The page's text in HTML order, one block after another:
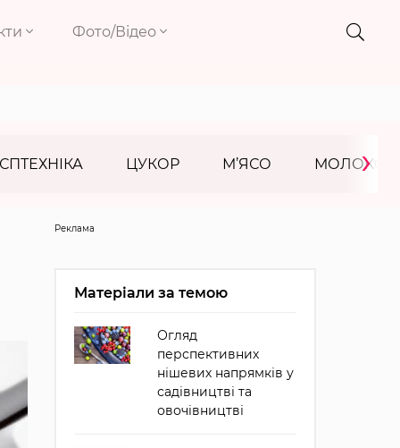
Фото/Відео
ЦУКОР М’ЯСО МОЛОКО
›
Реклама
Матеріали за темою
Огляд
перспективних
нішевих напрямків у
садівництві та
овочівництві